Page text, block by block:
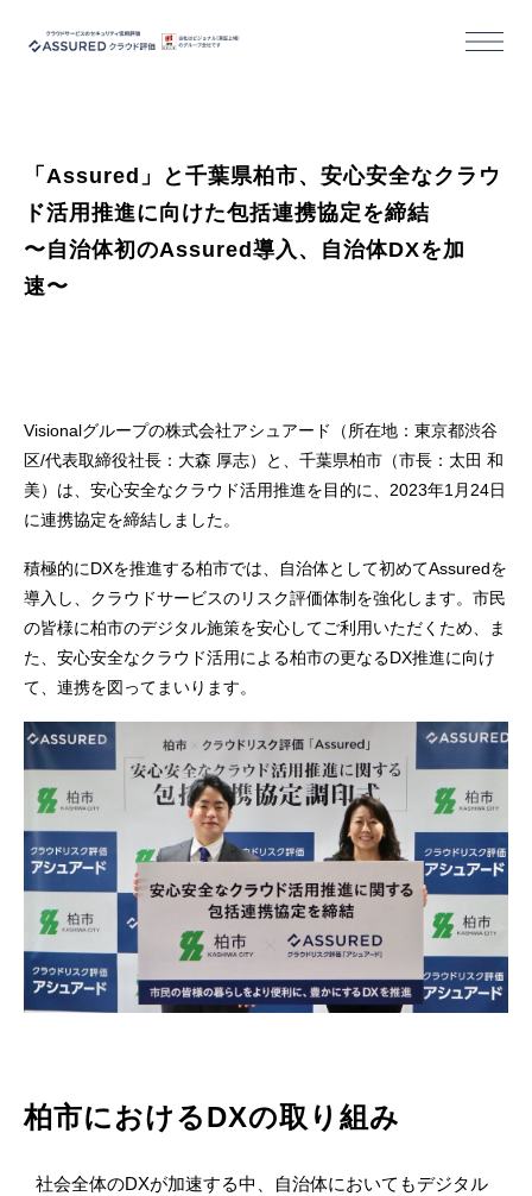
導入/活用事例
セミナー
活用事例｜クラウドサービス事業者様
「Assured」と千葉県柏市、安心安全なクラウ
ド活用推進に向けた包括連携協定を締結
〜自治体初のAssured導入、自治体DXを加
速〜
Visionalグループの株式会社アシュアード（所在地：東京都渋谷
区/代表取締役社長：大森 厚志）と、千葉県柏市（市長：太田 和
美）は、安心安全なクラウド活用推進を目的に、2023年1月24日
に連携協定を締結しました。
積極的にDXを推進する柏市では、自治体として初めてAssuredを
導入し、クラウドサービスのリスク評価体制を強化します。市民
の皆様に柏市のデジタル施策を安心してご利用いただくため、ま
た、安心安全なクラウド活用による柏市の更なるDX推進に向け
て、連携を図ってまいります。
柏市におけるDXの取り組み
社会全体のDXが加速する中、自治体においてもデジタル